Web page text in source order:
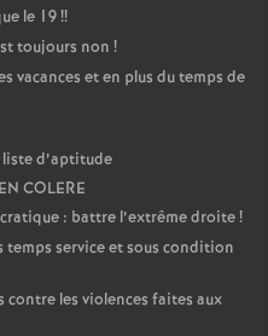
le 19!!
toujours non !
vacances et en plus du temps de
d’aptitude
COLERE
: battre l’extrême droite!
service et sous condition
contre les violences faites aux